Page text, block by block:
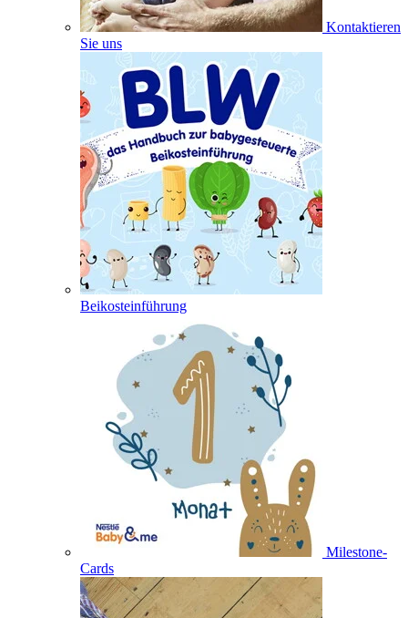
Kontaktieren
Sie uns
Beikosteinführung
Milestone-
Cards